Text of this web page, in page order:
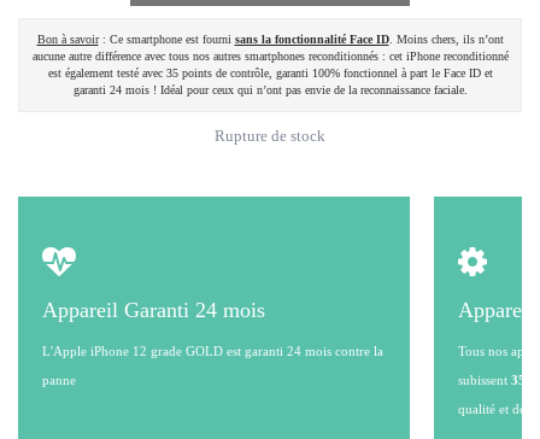
Bon à savoir: Ce smartphone est fourni sans la fonctionnalité Face ID. Moins chers, ils n’ont
aucune autre différence avec tous nos autres smartphones reconditionnés : cet iPhone reconditionné
est également testé avec 35 points de contrôle, garanti 100% fonctionnel à part le Face ID et
garanti 24 mois ! Idéal pour ceux qui n’ont pas envie de la reconnaissance faciale.
Rupture de stock
Appareil Garanti 24 mois
L'Apple iPhone 12 grade GOLD est garanti 24 mois contre la
panne
Appareil
Tous nos
subissent 35
qualité et de